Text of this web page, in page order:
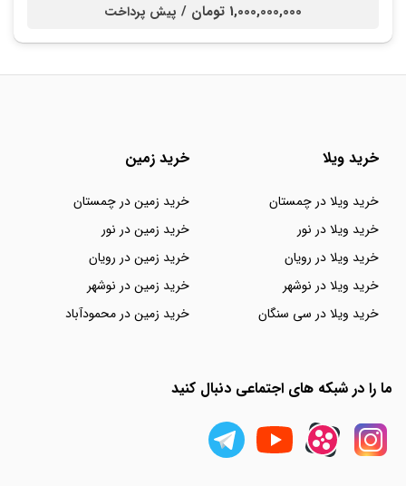
1,000,000,000 تومان / پیش پرداخت
خرید ویلا
خرید ویلا در چمستان
خرید ویلا در نور
خرید ویلا در رویان
خرید ویلا در نوشهر
خرید ویلا در سی سنگان
خرید زمین
خرید زمین در چمستان
خرید زمین در نور
خرید زمین در رویان
خرید زمین در نوشهر
خرید زمین در محمودآباد
ما را در شبکه های اجتماعی دنبال کنید